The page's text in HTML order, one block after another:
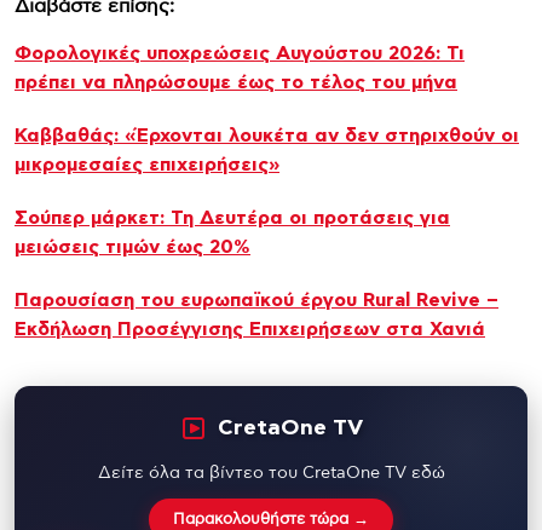
Διαβάστε επίσης:
Φορολογικές υποχρεώσεις Αυγούστου 2026: Τι
πρέπει να πληρώσουμε έως το τέλος του μήνα
Καββαθάς: «Έρχονται λουκέτα αν δεν στηριχθούν οι
μικρομεσαίες επιχειρήσεις»
Σούπερ μάρκετ: Τη Δευτέρα οι προτάσεις για
μειώσεις τιμών έως 20%
Παρουσίαση του ευρωπαϊκού έργου Rural Revive −
Εκδήλωση Προσέγγισης Επιχειρήσεων στα Χανιά
CretaOne TV
Δείτε όλα τα βίντεο του CretaOne TV εδώ
Παρακολουθήστε τώρα →